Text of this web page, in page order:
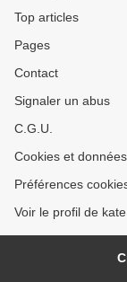
Top articles
Pages
Contact
Signaler un abus
C.G.U.
Cookies et
Préférences
Voir le profil de